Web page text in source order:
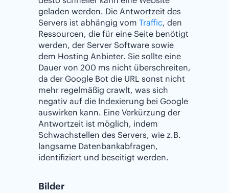
geladen werden. Die Antwortzeit des
Servers ist abhängig vom Traffic, den
Ressourcen, die für eine Seite benötigt
werden, der Server Software sowie
dem Hosting Anbieter. Sie sollte eine
Dauer von 200 ms nicht überschreiten,
da der Google Bot die URL sonst nicht
mehr regelmäßig crawlt, was sich
negativ auf die Indexierung bei Google
auswirken kann. Eine Verkürzung der
Antwortzeit ist möglich, indem
Schwachstellen des Servers, wie z.B.
langsame Datenbankabfragen,
identifiziert und beseitigt werden.
Bilder